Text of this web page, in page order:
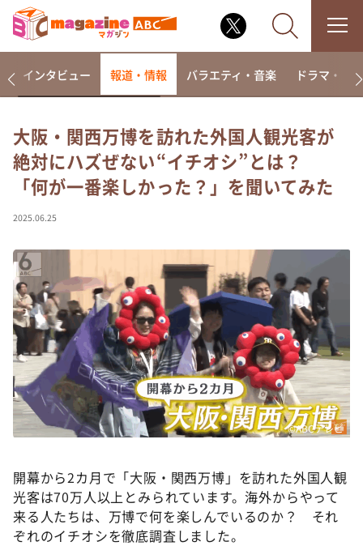
なるみ・岡村の過ぎるTV
相席食堂
これ余談なんですけど・・・
て真剣です
探偵！ナイトスクープ
news おかえり
河合＆A.B.C-Z塚田×福井アナ「なんでやねん！？」
（news おかえり）
DAIGOも台所 ～きょうの献立 何にする？～
本日はダイアンなり！シーズン２
朝だ！生です旅サラダ
ＬＩＦＥ～夢のカタチ～
新婚さんいらっしゃい！
ポツンと一軒家
インタビュー 報道・情報 バラエティ・音楽 ドラマ・映画
大阪・関西万博を訪れた外国人観光客が
絶対にハズぜない“イチオシ”とは？
「何が一番楽しかった？」を聞いてみた
2025.06.25
©ABCテレビ
開幕から2カ月で「大阪・関西万博」を訪れた外国人観
光客は70万人以上とみられています。海外からやって
来る人たちは、万博で何を楽しんでいるのか？ それ
ぞれのイチオシを徹底調査しました。